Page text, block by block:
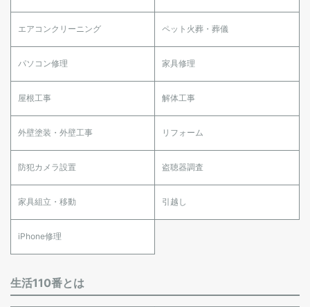
エアコンクリーニング ペット火葬・葬儀
パソコン修理 家具修理
屋根工事 解体工事
外壁塗装・外壁工事 リフォーム
防犯カメラ設置 盗聴器調査
家具組立・移動 引越し
iPhone修理
生活110番とは